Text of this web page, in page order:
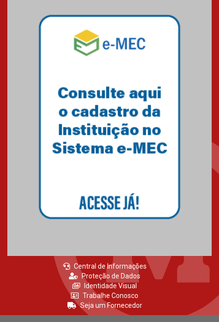
Pós-Asco: evento do HUEM
debate novidades sobre
estudos e tratamentos contra
o câncer
MackPesquisa 2026 prorroga
inscrições até 14 de agosto
15.06.2026
Central de Informações
Proteção de Dados
Identidade Visual
Trabalhe Conosco
Seja um Fornecedor